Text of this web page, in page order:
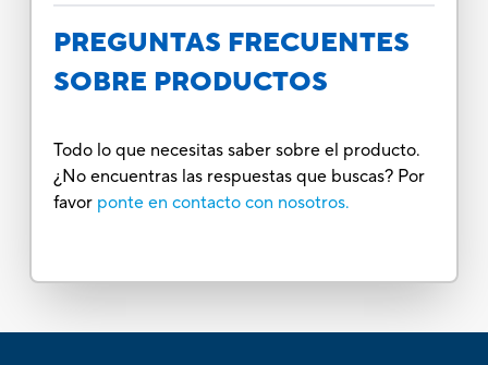
PREGUNTAS FRECUENTES
SOBRE PRODUCTOS
Todo lo que necesitas saber sobre el producto.
¿No encuentras las respuestas que buscas? Por
favor ponte en contacto con nosotros.